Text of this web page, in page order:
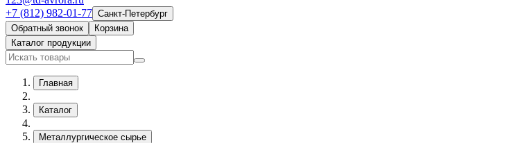
+7 (812) 982-01-77 Санкт-Петербург
Обратный звонок
Корзина
Каталог продукции
Главная
Каталог
Металлургическое сырье